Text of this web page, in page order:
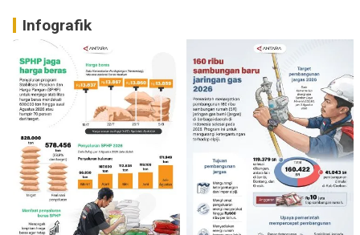
Infografik